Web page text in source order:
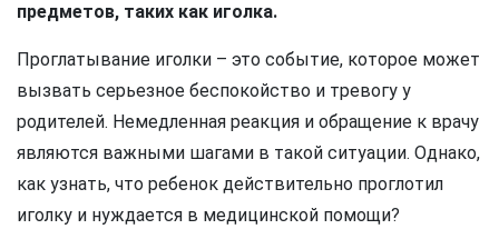
предметов, таких как иголка.
Проглатывание иголки – это событие, которое может
вызвать серьезное беспокойство и тревогу у
родителей. Немедленная реакция и обращение к врачу
являются важными шагами в такой ситуации. Однако,
как узнать, что ребенок действительно проглотил
иголку и нуждается в медицинской помощи?